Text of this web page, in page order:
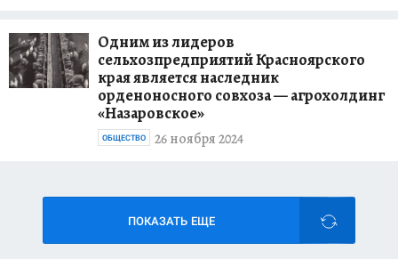
Одним из лидеров
сельхозпредприятий Красноярского
края является наследник
орденоносного совхоза — агрохолдинг
«Назаровское»
26 ноября 2024
ОБЩЕСТВО
ПОКАЗАТЬ ЕЩЕ